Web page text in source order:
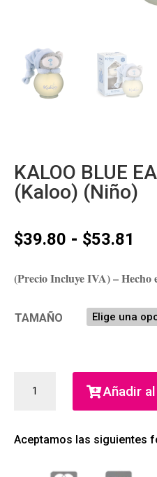
KALOO BLUE
(Kaloo) (Niño)
$39.80 - $53.81
(Precio Incluye IVA) – Hecho
TAMAÑO
BLUE
SENTEUR
Añadir
Aceptamos las siguientes